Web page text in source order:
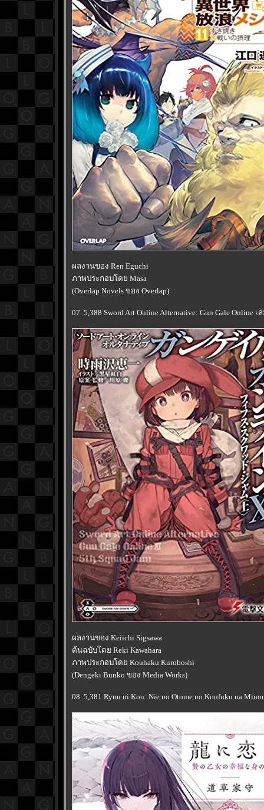
ผลงานของ Ren Eguchi
ภาพประกอบโดย Masa
(Overlap Novels ของ Overlap)
07. 5,388 Sword Art Online Alternative: Gun Gale Online เ
ผลงานของ Keiichi Sigsawa
ต้นฉบับโดย Reki Kawahara
ภาพประกอบโดย Kouhaku Kuroboshi
(Dengeki Bunko ของ Media Works)
08. 5,381 Ryuu ni Kou: Nie no Otome no Koufuku na